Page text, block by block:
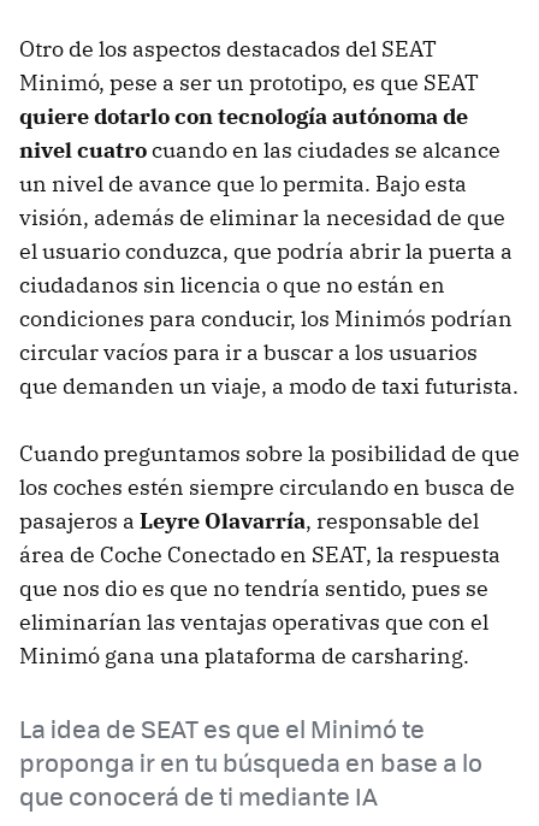
Otro de los aspectos destacados del SEAT
Minimó, pese a ser un prototipo, es que SEAT
quiere dotarlo con tecnología autónoma de
nivel cuatrocuando en las ciudades se alcance
un nivel de avance que lo permita. Bajo esta
visión, además de eliminar la necesidad de que
el usuario conduzca, que podría abrir la puerta a
ciudadanos sin licencia o que no están en
condiciones para conducir, los Minimós podrían
circular vacíos para ir a buscar a los usuarios
que demanden un viaje, a modo de taxi futurista.
Cuando preguntamos sobre la posibilidad de que
los coches estén siempre circulando en busca de
pasajeros a Leyre Olavarría, responsable del
área de Coche Conectado en SEAT, la respuesta
que nos dio es que no tendría sentido, pues se
eliminarían las ventajas operativas que con el
Minimó gana una plataforma de carsharing.
La idea de SEAT es que el Minimó te
proponga ir en tu búsqueda en base a lo
que conocerá de ti mediante IA